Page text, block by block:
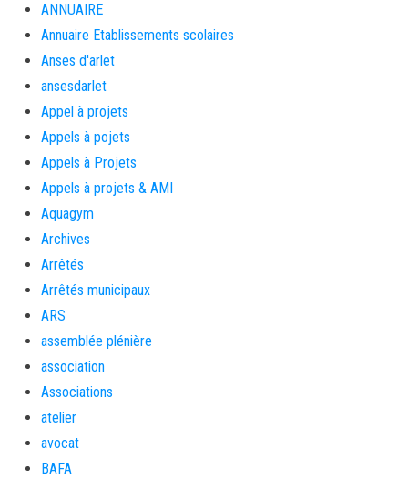
ANNUAIRE
Annuaire Etablissements scolaires
Anses d'arlet
ansesdarlet
Appel à projets
Appels à pojets
Appels à Projets
Appels à projets & AMI
Aquagym
Archives
Arrêtés
Arrêtés municipaux
ARS
assemblée plénière
association
Associations
atelier
avocat
BAFA